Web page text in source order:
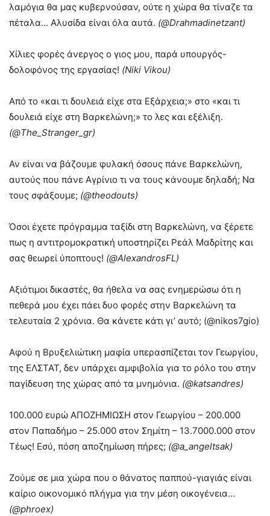
λαμόγια θα μας κυβερνούσαν, ούτε η χώρα θα τίναζε τα
πέταλα… Αλυσίδα είναι όλα αυτά. (@Drahmadinetzant)
Χίλιες φορές άνεργος ο γιος μου, παρά υπουργός-
δολοφόνος της εργασίας! (Niki Vikou)
Από το «και τι δουλειά είχε στα Εξάρχεια;» στο «και τι
δουλειά είχε στη Βαρκελώνη;» το λες και εξέλιξη.
(@The_Stranger_gr)
Αν είναι να βάζουμε φυλακή όσους πάνε Βαρκελώνη,
αυτούς που πάνε Αγρίνιο τι να τους κάνουμε δηλαδή; Να
τους σφάξουμε; (@theodouts)
Όσοι έχετε πρόγραμμα ταξίδι στη Βαρκελώνη, να ξέρετε
πως η αντιτρομοκρατική υποστηρίζει Ρεάλ Μαδρίτης και
σας θεωρεί ύποπτους! (@AlexandrosFL)
Αξιότιμοι δικαστές, θα ήθελα να σας ενημερώσω ότι η
πεθερά μου έχει πάει δυο φορές στην Βαρκελώνη τα
τελευταία 2 χρόνια. Θα κάνετε κάτι γι’ αυτό; (@nikos7gio)
Αφού η Βρυξελιώτικη μαφία υπερασπίζεται τον Γεωργίου,
της ΕΛΣΤΑΤ, δεν υπάρχει αμφιβολία για το ρόλο του στην
παγίδευση της χώρας από τα μνημόνια. (@katsandres)
100.000 ευρώ ΑΠΟΖΗΜΙΩΣΗ στον Γεωργίου – 200.000
στον Παπαδήμο – 25.000 στον Σημίτη – 13.7000.000 στον
Τέως! Εσύ, πόση αποζημίωση πήρες; (@a_angeltsak)
Ζούμε σε μια χώρα που ο θάνατος παππού-γιαγιάς είναι
καίριο οικονομικό πλήγμα για την μέση οικογένεια…
(@phroex)